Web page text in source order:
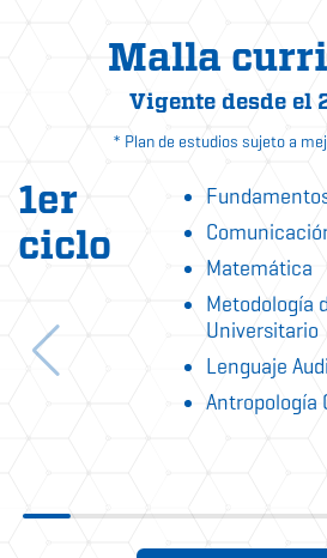
Malla
Vigente desde el
* Plan de estudios sujeto a
1er
ciclo
Matemática
Metodología
Universitario
Lenguaje
Antropología